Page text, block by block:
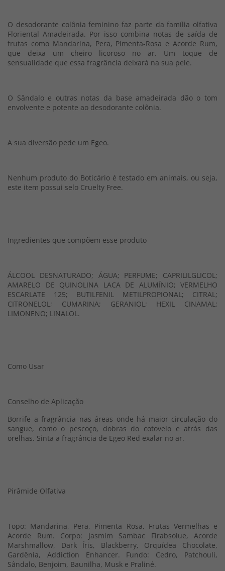
O desodorante colônia feminino faz parte da família olfativa
Floriental Amadeirada. Por isso combina notas de saída de
frutas como Mandarina, Pera, Pimenta-Rosa e Acorde Rum,
que deixa um cheiro licoroso no ar. Um toque de
sensualidade que essa fragrância deixará na sua pele.
O Sândalo e outras notas da base amadeirada dão o tom
envolvente e potente ao desodorante colônia.
A sua diversão pede um Egeo.
Nenhum produto do Boticário é testado em animais, ou seja,
este item possui selo Cruelty Free.
Ingredientes que compõem esse produto
ÁLCOOL DESNATURADO; ÁGUA; PERFUME; CAPRILILGLICOL;
AMARELO DE QUINOLINA LACA DE ALUMÍNIO; VERMELHO
ESCARLATE 125; BUTILFENIL METILPROPIONAL; CITRAL;
CITRONELOL; CUMARINA; GERANIOL; HEXIL CINAMAL;
LIMONENO; LINALOL.
Como Usar
Conselho de Aplicação
Borrife a fragrância nas áreas onde há maior circulação do
sangue, como o pescoço, dobras do cotovelo e atrás das
orelhas. Sinta a fragrância de Egeo Red exalar no ar.
Pirâmide Olfativa
Topo: Mandarina, Pera, Pimenta Rosa, Frutas Vermelhas e
Acorde Rum. Corpo: Jasmim Sambac Firabsolue, Acorde
Marshmallow, Dark Íris, Blackberry, Orquídea Chocolate,
Gardênia, Addiction Enhancer. Fundo: Cedro, Patchouli,
Sândalo, Benjoim, Baunilha, Musk e Praliné.